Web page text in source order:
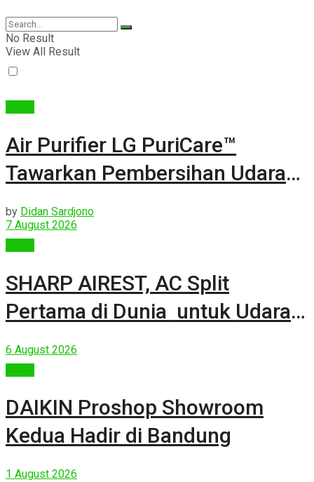
E-Magazine
No Result
View All Result
Air Purifier LG PuriCare™
Tawarkan Pembersihan Udara
Kuat Dalam Bodi Ringkas
by Didan Sardjono
7 August 2026
SHARP AIREST, AC Split
Pertama di Dunia untuk Udara
Rumah yang Lebih Sehat
6 August 2026
DAIKIN Proshop Showroom
Kedua Hadir di Bandung
1 August 2026